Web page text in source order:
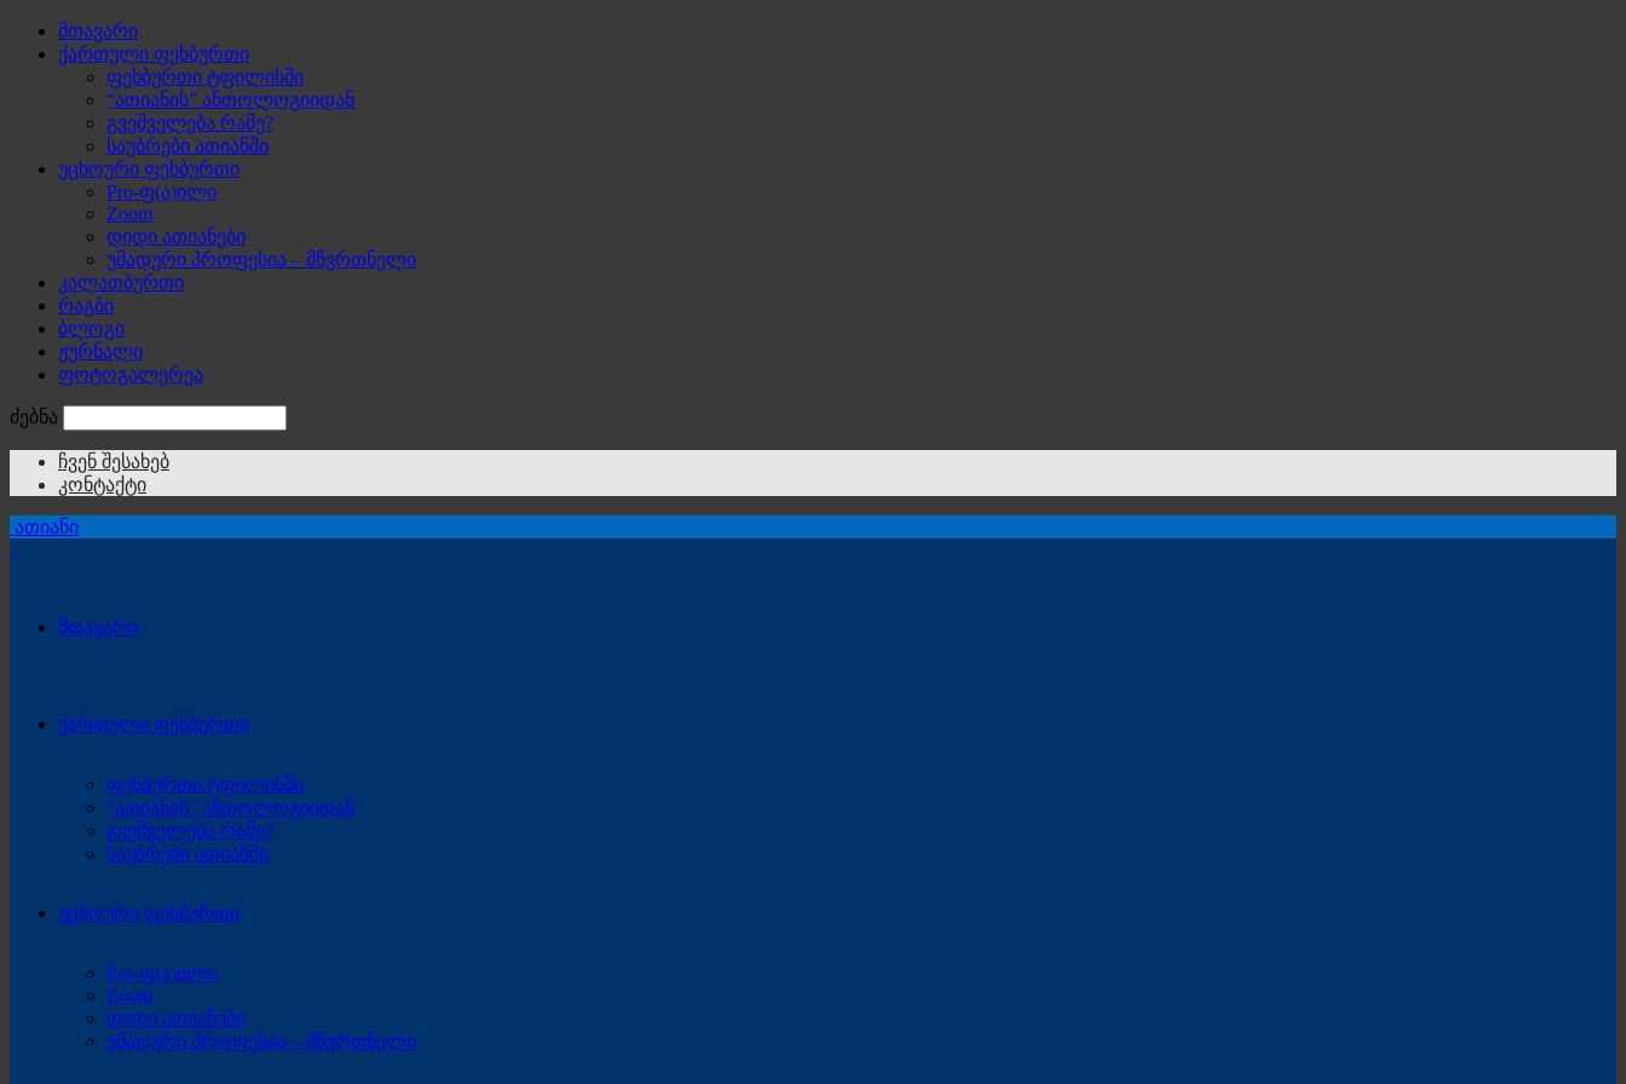
მთავარი
ქართული ფეხბურთი
ფეხბურთი ტფილისში
“ათიანის” ანთოლოგიიდან
გვეშველება რამე?
საუბრები ათიანში
უცხოური ფეხბურთი
Pro-ფ(ა)ილი
Zoom
დიდი ათიანები
უმადური პროფესია – მწვრთნელი
კალათბურთი
რაგბი
ბლოგი
ჟურნალი
ფოტოგალერეა
ძებნა
ჩვენ შესახებ
კონტაქტი
ათიანი
მთავარი
ქართული ფეხბურთი
ფეხბურთი ტფილისში
“ათიანის” ანთოლოგიიდან
გვეშველება რამე?
საუბრები ათიანში
უცხოური ფეხბურთი
Pro-ფ(ა)ილი
Zoom
დიდი ათიანები
უმადური პროფესია – მწვრთნელი